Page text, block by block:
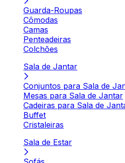
Guarda-Roupas
Cômodas
Camas
Penteadeiras
Colchões
Sala de Jantar
Conjuntos para Sala de
Mesas para Sala de Jantar
Cadeiras para Sala de
Buffet
Cristaleiras
Sala de Estar